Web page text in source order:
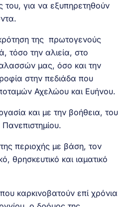
για να εξυπηρετηθούν
της πρωτογενούς
την αλιεία, στο
μας, όσο και την
στην πεδιάδα που
Αχελώου και Ευήνου.
και με την βοήθεια, του
περιοχής με βάση, τον
θρησκευτικό και ιαματικό
καρκινοβατούν επί χρόνια